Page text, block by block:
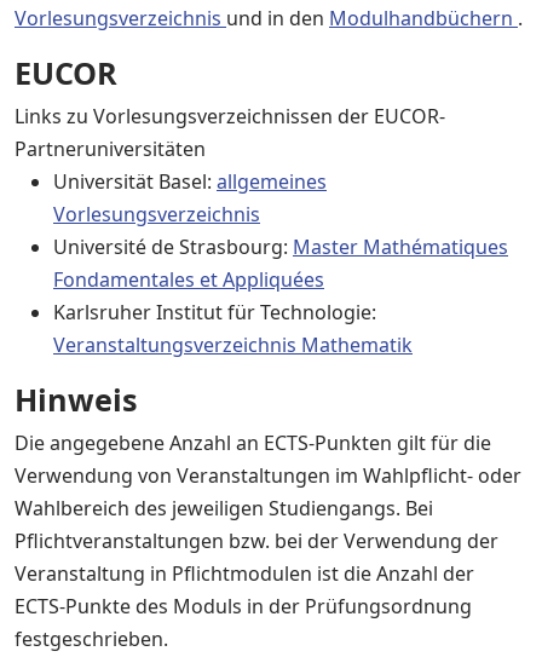
Vorlesungsverzeichnis und in den Modulhandbüchern .
EUCOR
Links zu Vorlesungsverzeichnissen der EUCOR-
Partneruniversitäten
Universität Basel: allgemeines
Vorlesungsverzeichnis
Université de Strasbourg: Master Mathématiques
Fondamentales et Appliquées
Karlsruher Institut für Technologie:
Veranstaltungsverzeichnis Mathematik
Hinweis
Die angegebene Anzahl an ECTS-Punkten gilt für die
Verwendung von Veranstaltungen im Wahlpflicht- oder
Wahlbereich des jeweiligen Studiengangs. Bei
Pflichtveranstaltungen bzw. bei der Verwendung der
Veranstaltung in Pflichtmodulen ist die Anzahl der
ECTS-Punkte des Moduls in der Prüfungsordnung
festgeschrieben.